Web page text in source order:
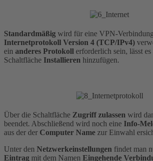
Standardmäßig wird für eine VPN-
Internetprotokoll Version 4 (TCP/IPv4)
ein anderes Protokoll erforderlich sein, lässt
Schaltfläche Installieren hinzufügen.
Über die Schaltfläche Zugriff zulassen wird
beendet. Abschließend wird noch eine Info-
aus der der Computer Name zur Einwahl
Unter den Netzwerkeinstellungen findet man
Eintrag mit dem Namen Eingehende